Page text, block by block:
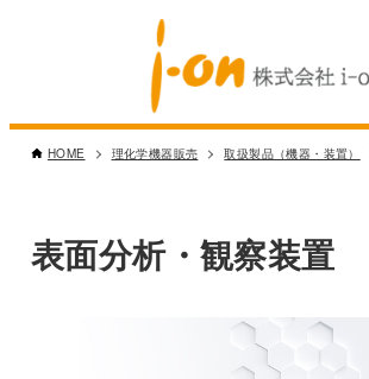
HOME 理化学機器販売 取扱製品（機器・装置）
表面分析・観察装置